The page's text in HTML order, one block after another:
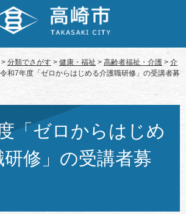
> 分類でさがす > 健康・福祉 > 高齢者福祉・介護 > 介
令和7年度「ゼロからはじめる介護職研修」の受講者募
「ゼロからはじめ
修」の受講者募